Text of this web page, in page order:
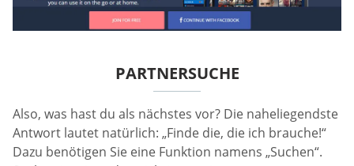
PARTNERSUCHE
Also, was hast du als nächstes vor? Die naheliegendste
Antwort lautet natürlich: „Finde die, die ich brauche!“
Dazu benötigen Sie eine Funktion namens „Suchen“.